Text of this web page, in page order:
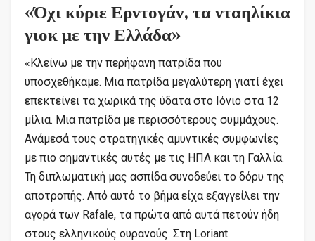
«Όχι κύριε Ερντογάν, τα νταηλίκια
γιοκ με την Ελλάδα»
«Κλείνω με την περήφανη πατρίδα που
υποσχεθήκαμε. Μια πατρίδα μεγαλύτερη γιατί έχει
επεκτείνει τα χωρικά της ύδατα στο Ιόνιο στα 12
μίλια. Μια πατρίδα με περισσότερους συμμάχους.
Ανάμεσά τους στρατηγικές αμυντικές συμφωνίες
με πιο σημαντικές αυτές με τις ΗΠΑ και τη Γαλλία.
Τη διπλωματική μας ασπίδα συνοδεύει το δόρυ της
αποτροπής. Από αυτό το βήμα είχα εξαγγείλει την
αγορά των Rafale, τα πρώτα από αυτά πετούν ήδη
στους ελληνικούς ουρανούς. Στη Loriant